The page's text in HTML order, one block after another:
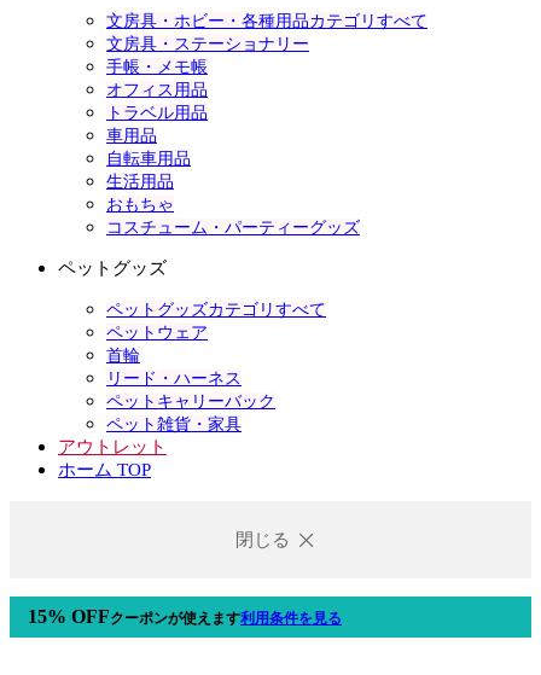
文房具・ホビー・各種用品カテゴリすべて
文房具・ステーショナリー
手帳・メモ帳
オフィス用品
トラベル用品
車用品
自転車用品
生活用品
おもちゃ
コスチューム・パーティーグッズ
ペットグッズ
ペットグッズカテゴリすべて
ペットウェア
首輪
リード・ハーネス
ペットキャリーバック
ペット雑貨・家具
アウトレット
ホーム TOP
閉じる
15% OFFクーポンが使えます利用条件を見る